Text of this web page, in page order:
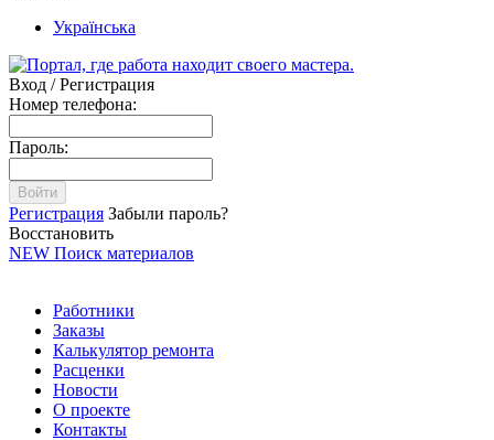
Українська
Вход / Регистрация
Номер телефона:
Пароль:
Войти
Регистрация Забыли пароль?
Восстановить
NEW Поиск материалов
Работники
Заказы
Калькулятор ремонта
Расценки
Новости
О проекте
Контакты